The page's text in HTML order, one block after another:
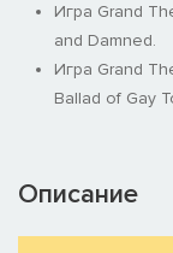
Игра Grand
and Damned.
Игра Grand
Ballad of Gay
Описание